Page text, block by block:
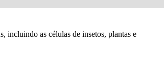
incluindo as células de insetos, plantas e